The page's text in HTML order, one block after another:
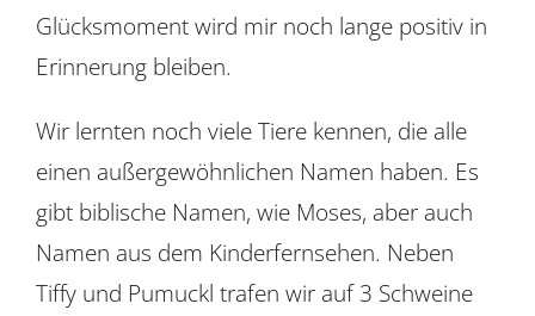
Glücksmoment wird mir noch lange positiv in
Erinnerung bleiben.
Wir lernten noch viele Tiere kennen, die alle
einen außergewöhnlichen Namen haben. Es
gibt biblische Namen, wie Moses, aber auch
Namen aus dem Kinderfernsehen. Neben
Tiffy und Pumuckl trafen wir auf 3 Schweine